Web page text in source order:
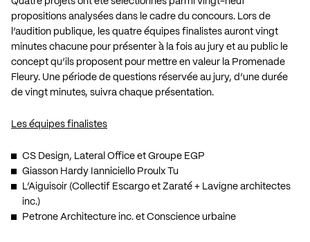
propositions analysées dans le cadre du concours. Lors de
l’audition publique, les quatre équipes finalistes auront vingt
minutes chacune pour présenter à la fois au jury et au public le
concept qu’ils proposent pour mettre en valeur la Promenade
Fleury. Une période de questions réservée au jury, d’une durée
de vingt minutes, suivra chaque présentation.
Les équipes finalistes
CS Design, Lateral Office et Groupe EGP
Giasson Hardy Ianniciello Proulx Tu
L’Aiguisoir (Collectif Escargo et Zaraté + Lavigne architectes
inc.)
Petrone Architecture inc. et Conscience urbaine